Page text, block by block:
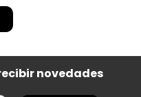
novedades